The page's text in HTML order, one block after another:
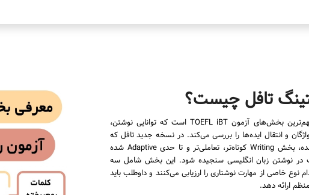
تافل چیست؟
رایتینگ تافل جدید یکی از مهم‌ترین بخش‌های آزمون TOEFL iBT است که توانایی نوشتن،
و انتقال ایده‌ها را بررسی می‌کند. در نسخه جدید تافل که
از ژانویه 2026 به‌روزرسانی شده، بخش Writing کوتاه‌تر، تعاملی‌تر و تا حدی Adaptive شده
در نوشتن زبان انگلیسی سنجیده شود. این بخش شامل سه
خاصی از مهارت نوشتاری را ارزیابی می‌کنند و داوطلب باید
ارائه دهد.